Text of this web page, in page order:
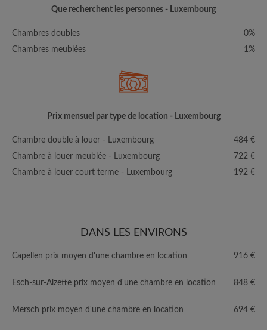
Que recherchent les personnes - Luxembourg
Chambres doubles
0%
Chambres meublées
1%
Prix mensuel par type de location - Luxembourg
Chambre double à louer - Luxembourg
484 €
Chambre à louer meublée - Luxembourg
722 €
Chambre à louer court terme - Luxembourg
192 €
DANS LES ENVIRONS
Capellen prix moyen d'une chambre en location 916 €
Esch-sur-Alzette prix moyen d'une chambre en location 848 €
Mersch prix moyen d'une chambre en location 694 €